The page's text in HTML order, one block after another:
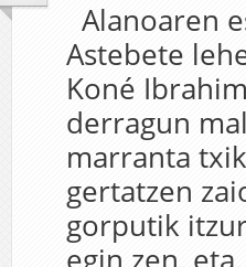
Alanoaren
Astebete
Koné
derragun
marranta
gertatzen
gorputik